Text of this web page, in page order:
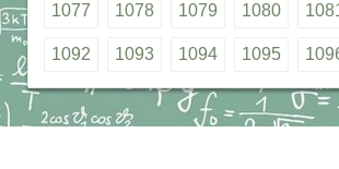
1077 1078 1079 1080
1092 1093 1094 1095